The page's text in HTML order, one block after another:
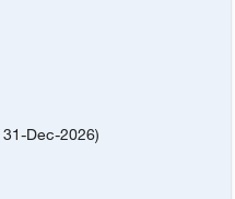
31-Dec-2026)